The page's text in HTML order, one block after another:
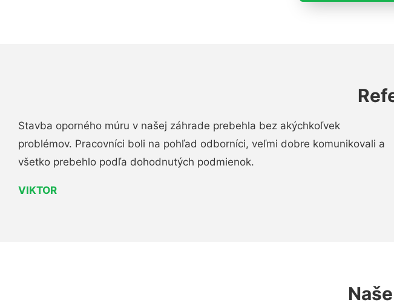
Stavba oporného múru v našej záhrade prebehla bez akýchkoľvek
problémov. Pracovníci boli na pohľad odborníci, veľmi dobre komunikovali a
všetko prebehlo podľa dohodnutých podmienok.
VIKTOR